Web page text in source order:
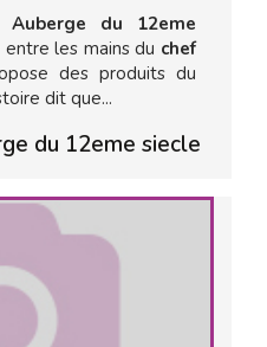
du 12eme
les mains du chef
des produits du
dit que...
du 12eme siecle